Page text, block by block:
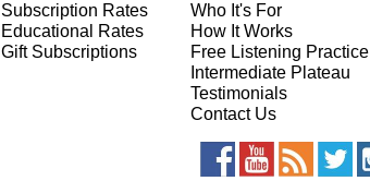
Subscription Rates
Educational Rates
Gift Subscriptions
Who It's For
How It Works
Free Listening Practice
Intermediate Plateau
Testimonials
Contact Us